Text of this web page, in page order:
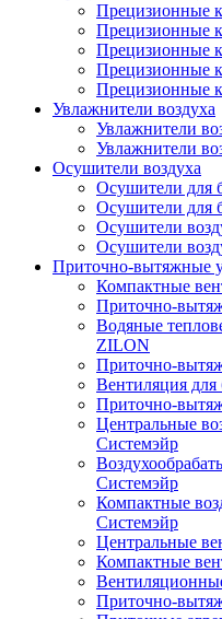
Прецизионные
Прецизионные
Прецизионные
Прецизионные
Прецизионные
Увлажнители воздуха
Увлажнители
Увлажнители
Осушители воздуха
Осушители для
Осушители для
Осушители
Осушители
Приточно-вытяжные
Компактные
Приточно-
Водяные
ZILON
Приточно-
Вентиляция для
Приточно-
Центральные
Системэйр
Системэйр
Компактные
Системэйр
Центральные
Компактные
Приточно-